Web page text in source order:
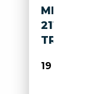
211CH
TRONIC
19 900€